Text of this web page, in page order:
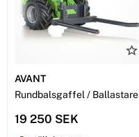
AVANT
Rundbalsgaffel / Ballastare
19 250 SEK